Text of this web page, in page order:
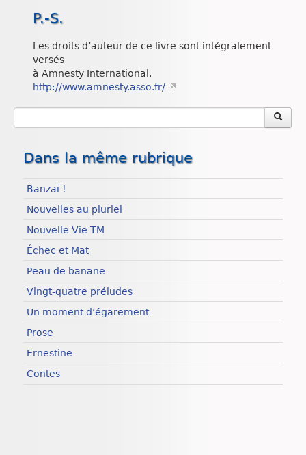
P.-S.
Les droits d’auteur de ce livre sont intégralement
versés
à Amnesty International.
http://www.amnesty.asso.fr/
Dans la même rubrique
Banzaï !
Nouvelles au pluriel
Nouvelle Vie TM
Échec et Mat
Peau de banane
Vingt-quatre préludes
Un moment d’égarement
Prose
Ernestine
Contes